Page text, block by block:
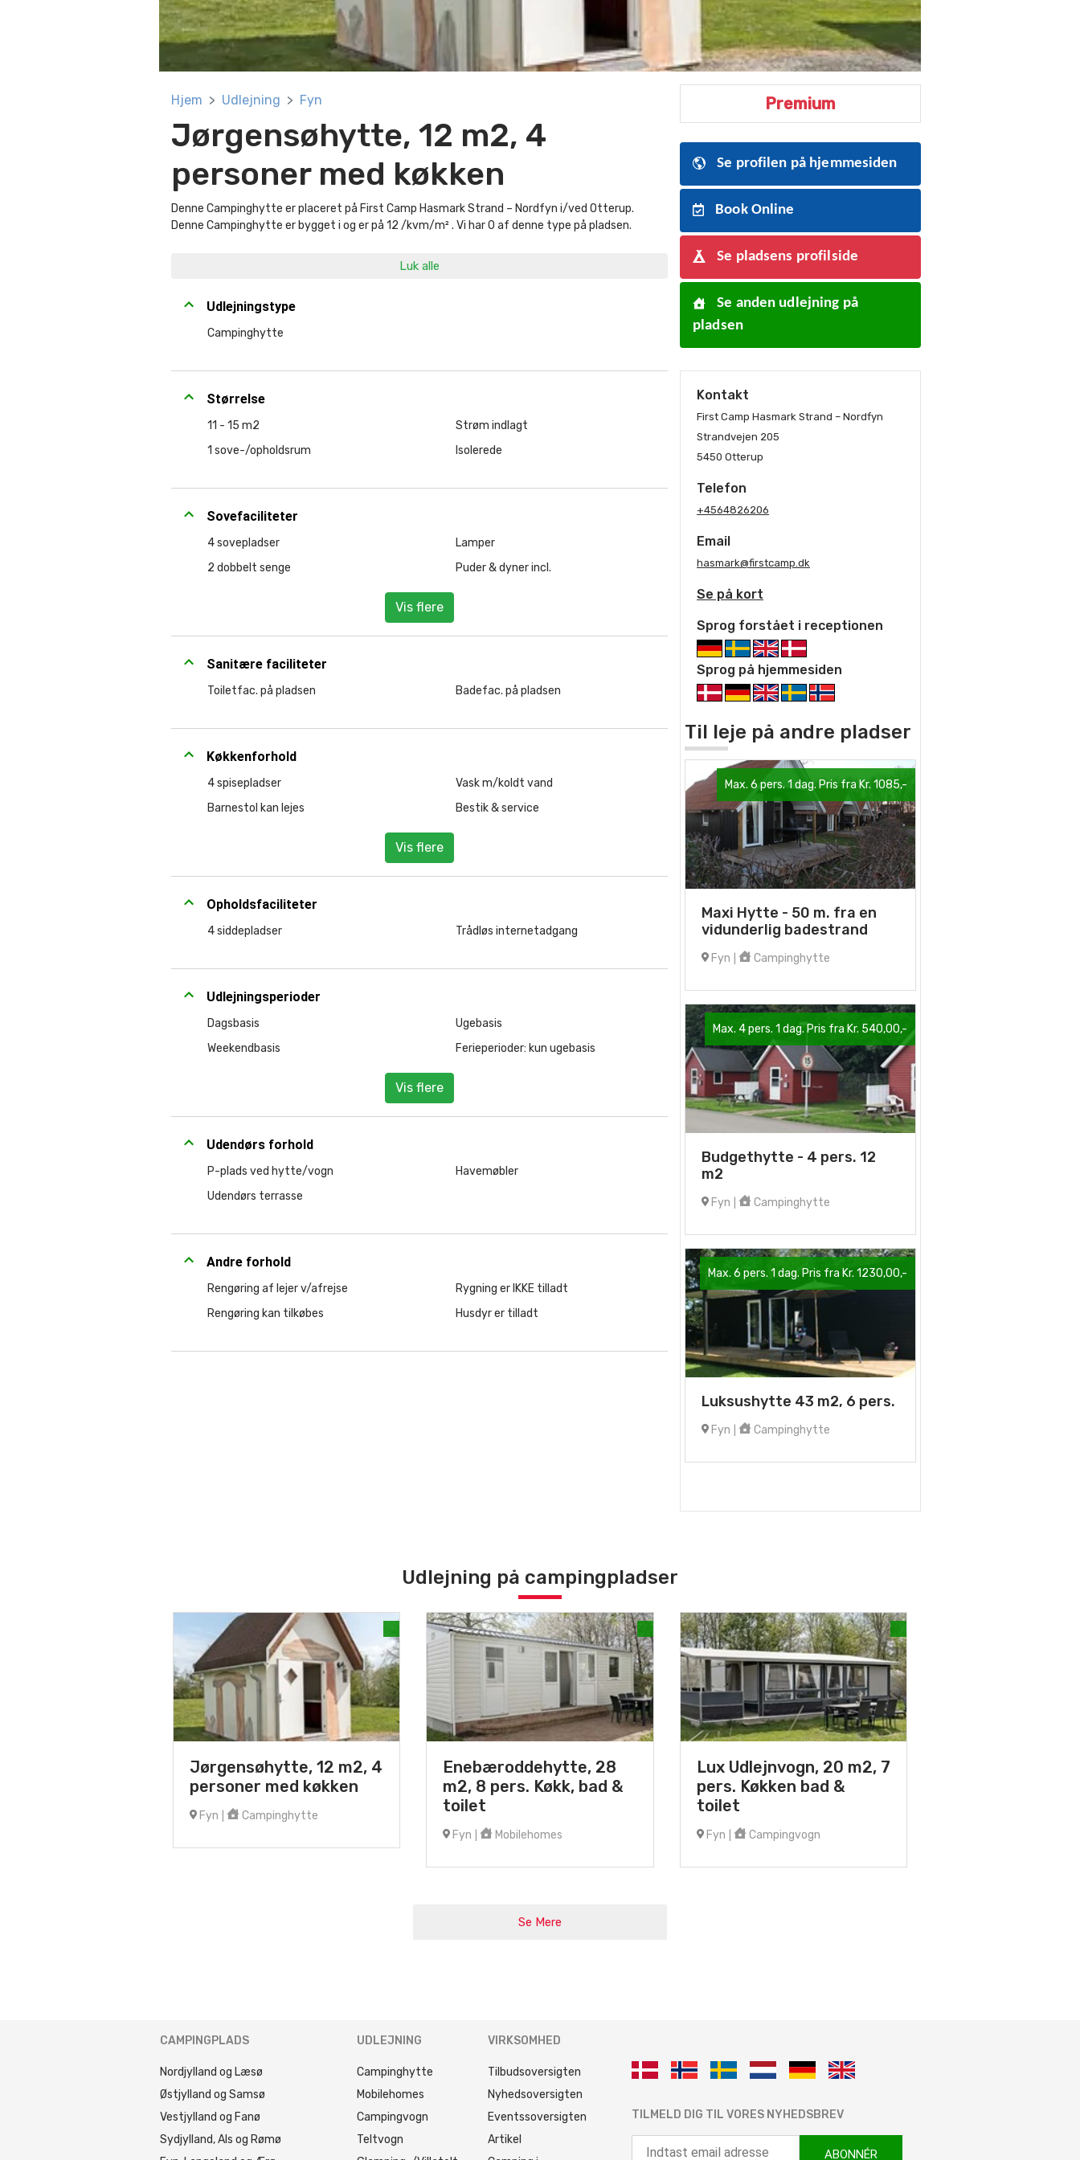
Hjem Udlejning Fyn
Jørgensøhytte, 12 m2, 4
personer med køkken
Denne Campinghytte er placeret på First Camp Hasmark Strand – Nordfyn i/ved Otterup.
Denne Campinghytte er bygget i og er på 12 /kvm/m² . Vi har 0 af denne type på pladsen.
Luk alle
Udlejningstype
Campinghytte
Størrelse
11 - 15 m2
1 sove-/opholdsrum
Strøm indlagt
Isolerede
Sovefaciliteter
4 sovepladser
2 dobbelt senge
Lamper
Puder & dyner incl.
Vis flere
Sanitære faciliteter
Toiletfac. på pladsen Badefac. på pladsen
Køkkenforhold
4 spisepladser
Barnestol kan lejes
Vask m/koldt vand
Bestik & service
Vis flere
Opholdsfaciliteter
4 siddepladser Trådløs internetadgang
Udlejningsperioder
Dagsbasis
Weekendbasis
Ugebasis
Ferieperioder: kun ugebasis
Vis flere
Udendørs forhold
P-plads ved hytte/vogn
Udendørs terrasse
Havemøbler
Andre forhold
Rengøring af lejer v/afrejse
Rengøring kan tilkøbes
Rygning er IKKE tilladt
Husdyr er tilladt
Premium
Se profilen på hjemmesiden
Book Online
Se pladsens profilside
Se anden udlejning på
pladsen
Kontakt
First Camp Hasmark Strand – Nordfyn
Strandvejen 205
5450 Otterup
Telefon
+4564826206
Email
hasmark@firstcamp.dk
Se på kort
Sprog forstået i receptionen
Sprog på hjemmesiden
Til leje på andre pladser
Max. 6 pers. 1 dag. Pris fra Kr. 1085,-
Maxi Hytte - 50 m. fra en
vidunderlig badestrand
Fyn Campinghytte
Max. 4 pers. 1 dag. Pris fra Kr. 540,00,-
Budgethytte - 4 pers. 12
m2
Fyn Campinghytte
Max. 6 pers. 1 dag. Pris fra Kr. 1230,00,-
Luksushytte 43 m2, 6 pers.
Fyn Campinghytte
Udlejning på campingpladser
Jørgensøhytte, 12 m2, 4
personer med køkken
Fyn Campinghytte
Enebæroddehytte, 28
m2, 8 pers. Køkk, bad &
toilet
Fyn | Mobilehomes
Lux Udlejnvogn, 20 m2, 7
pers. Køkken bad &
toilet
Fyn Campingvogn
Se Mere
CAMPINGPLADS
Nordjylland og Læsø
Østjylland og Samsø
Vestjylland og Fanø
Sydjylland, Als og Rømø
UDLEJNING
Campinghytte
Mobilehomes
Campingvogn
Teltvogn
VIRKSOMHED
Tilbudsoversigten
Nyhedsoversigten
Eventssoversigten
Artikel
TILMELD DIG TIL VORES NYHEDSBREV
ABONNÉR